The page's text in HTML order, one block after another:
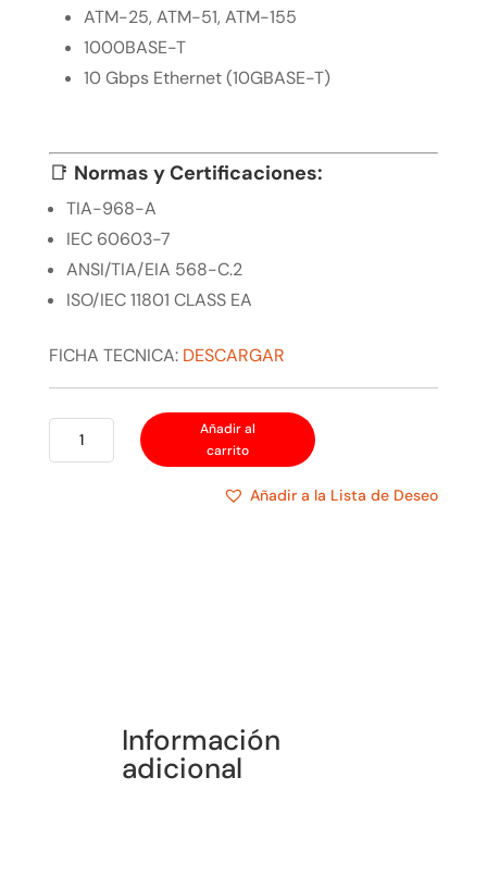
ATM-25, ATM-51, ATM-155
1000BASE-T
10 Gbps Ethernet (10GBASE-T)
📑 Normas y Certificaciones:
TIA-968-A
IEC 60603-7
ANSI/TIA/EIA 568-C.2
ISO/IEC 11801 CLASS EA
FICHA TECNICA: DESCARGAR
Añadir al
carrito
Añadir a la Lista de Deseo
Información
adicional